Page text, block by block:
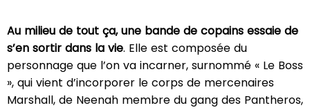
Au milieu de tout ça, une bande de copains essaie de
s’en sortir dans la vie. Elle est composée du
personnage que l’on va incarner, surnommé « Le Boss
», qui vient d’incorporer le corps de mercenaires
Marshall, de Neenah membre du gang des Pantheros,